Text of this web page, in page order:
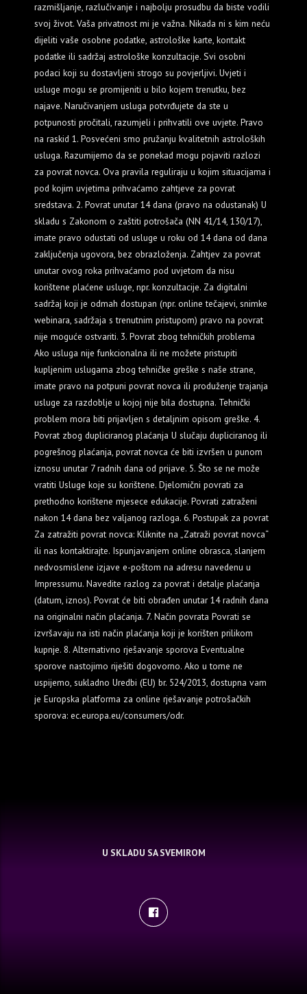
razmišljanje, razlučivanje i najbolju prosudbu da biste vodili
svoj život. Vaša privatnost mi je važna. Nikada ni s kim neću
dijeliti vaše osobne podatke, astrološke karte, kontakt
podatke ili sadržaj astrološke konzultacije. Svi osobni
podaci koji su dostavljeni strogo su povjerljivi. Uvjeti i
usluge mogu se promijeniti u bilo kojem trenutku, bez
najave. Naručivanjem usluga potvrđujete da ste u
potpunosti pročitali, razumjeli i prihvatili ove uvjete. Pravo
na raskid 1. Posvećeni smo pružanju kvalitetnih astroloških
usluga. Razumijemo da se ponekad mogu pojaviti razlozi
za povrat novca. Ova pravila reguliraju u kojim situacijama i
pod kojim uvjetima prihvaćamo zahtjeve za povrat
sredstava. 2. Povrat unutar 14 dana (pravo na odustanak) U
skladu s Zakonom o zaštiti potrošača (NN 41/14, 130/17),
imate pravo odustati od usluge u roku od 14 dana od dana
zaključenja ugovora, bez obrazloženja. Zahtjev za povrat
unutar ovog roka prihvaćamo pod uvjetom da nisu
korištene plaćene usluge, npr. konzultacije. Za digitalni
sadržaj koji je odmah dostupan (npr. online tečajevi, snimke
webinara, sadržaja s trenutnim pristupom) pravo na povrat
nije moguće ostvariti. 3. Povrat zbog tehničkih problema
Ako usluga nije funkcionalna ili ne možete pristupiti
kupljenim uslugama zbog tehničke greške s naše strane,
imate pravo na potpuni povrat novca ili produženje trajanja
usluge za razdoblje u kojoj nije bila dostupna. Tehnički
problem mora biti prijavljen s detaljnim opisom greške. 4.
Povrat zbog dupliciranog plaćanja U slučaju dupliciranog ili
pogrešnog plaćanja, povrat novca će biti izvršen u punom
iznosu unutar 7 radnih dana od prijave. 5. Što se ne može
vratiti Usluge koje su korištene. Djelomični povrati za
prethodno korištene mjesece edukacije. Povrati zatraženi
nakon 14 dana bez valjanog razloga. 6. Postupak za povrat
Za zatražiti povrat novca: Kliknite na „Zatraži povrat novca“
ili nas kontaktirajte. Ispunjavanjem online obrasca, slanjem
nedvosmislene izjave e-poštom na adresu navedenu u
Impressumu. Navedite razlog za povrat i detalje plaćanja
(datum, iznos). Povrat će biti obrađen unutar 14 radnih dana
na originalni način plaćanja. 7. Način povrata Povrati se
izvršavaju na isti način plaćanja koji je korišten prilikom
kupnje. 8. Alternativno rješavanje sporova Eventualne
sporove nastojimo riješiti dogovorno. Ako u tome ne
uspijemo, sukladno Uredbi (EU) br. 524/2013, dostupna vam
je Europska platforma za online rješavanje potrošačkih
sporova: ec.europa.eu/consumers/odr.
U SKLADU SA SVEMIROM